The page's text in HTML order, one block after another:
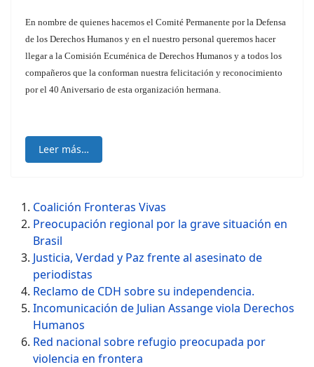
En nombre de quienes hacemos el Comité Permanente por la Defensa
de los Derechos Humanos y en el nuestro personal queremos hacer
llegar a la Comisión Ecuménica de Derechos Humanos y a todos los
compañeros que la conforman nuestra felicitación y reconocimiento
por el 40 Aniversario de esta organización hermana.
Leer más…
Coalición Fronteras Vivas
Preocupación regional por la grave situación en
Brasil
Justicia, Verdad y Paz frente al asesinato de
periodistas
Reclamo de CDH sobre su independencia.
Incomunicación de Julian Assange viola Derechos
Humanos
Red nacional sobre refugio preocupada por
violencia en frontera